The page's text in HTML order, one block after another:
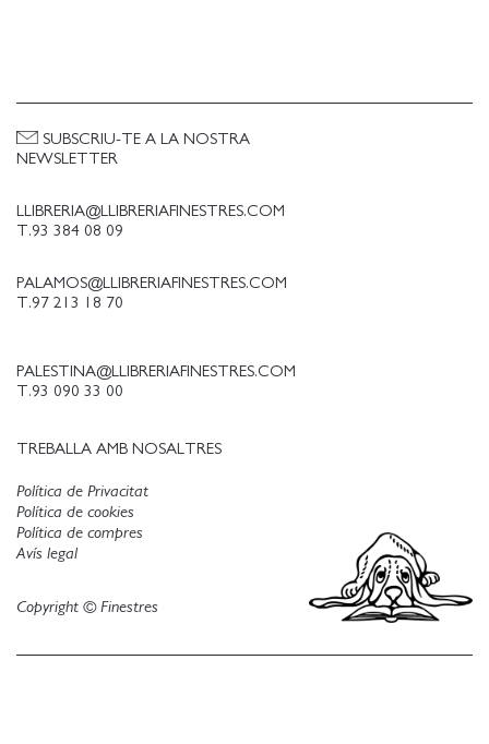
LLIBRERIA@LLIBRERIAFINESTRES.COM
T.93 384 08 09
PALAMOS@LLIBRERIAFINESTRES.COM
T.97 213 18 70
PALESTINA@LLIBRERIAFINESTRES.COM
T.93 090 33 00
TREBALLA AMB NOSALTRES
SUBSCRIU-TE A LA NOSTRA
NEWSLETTER
Política de Privacitat
Política de cookies
Avís legal
Política de compres
Copyright © Finestres